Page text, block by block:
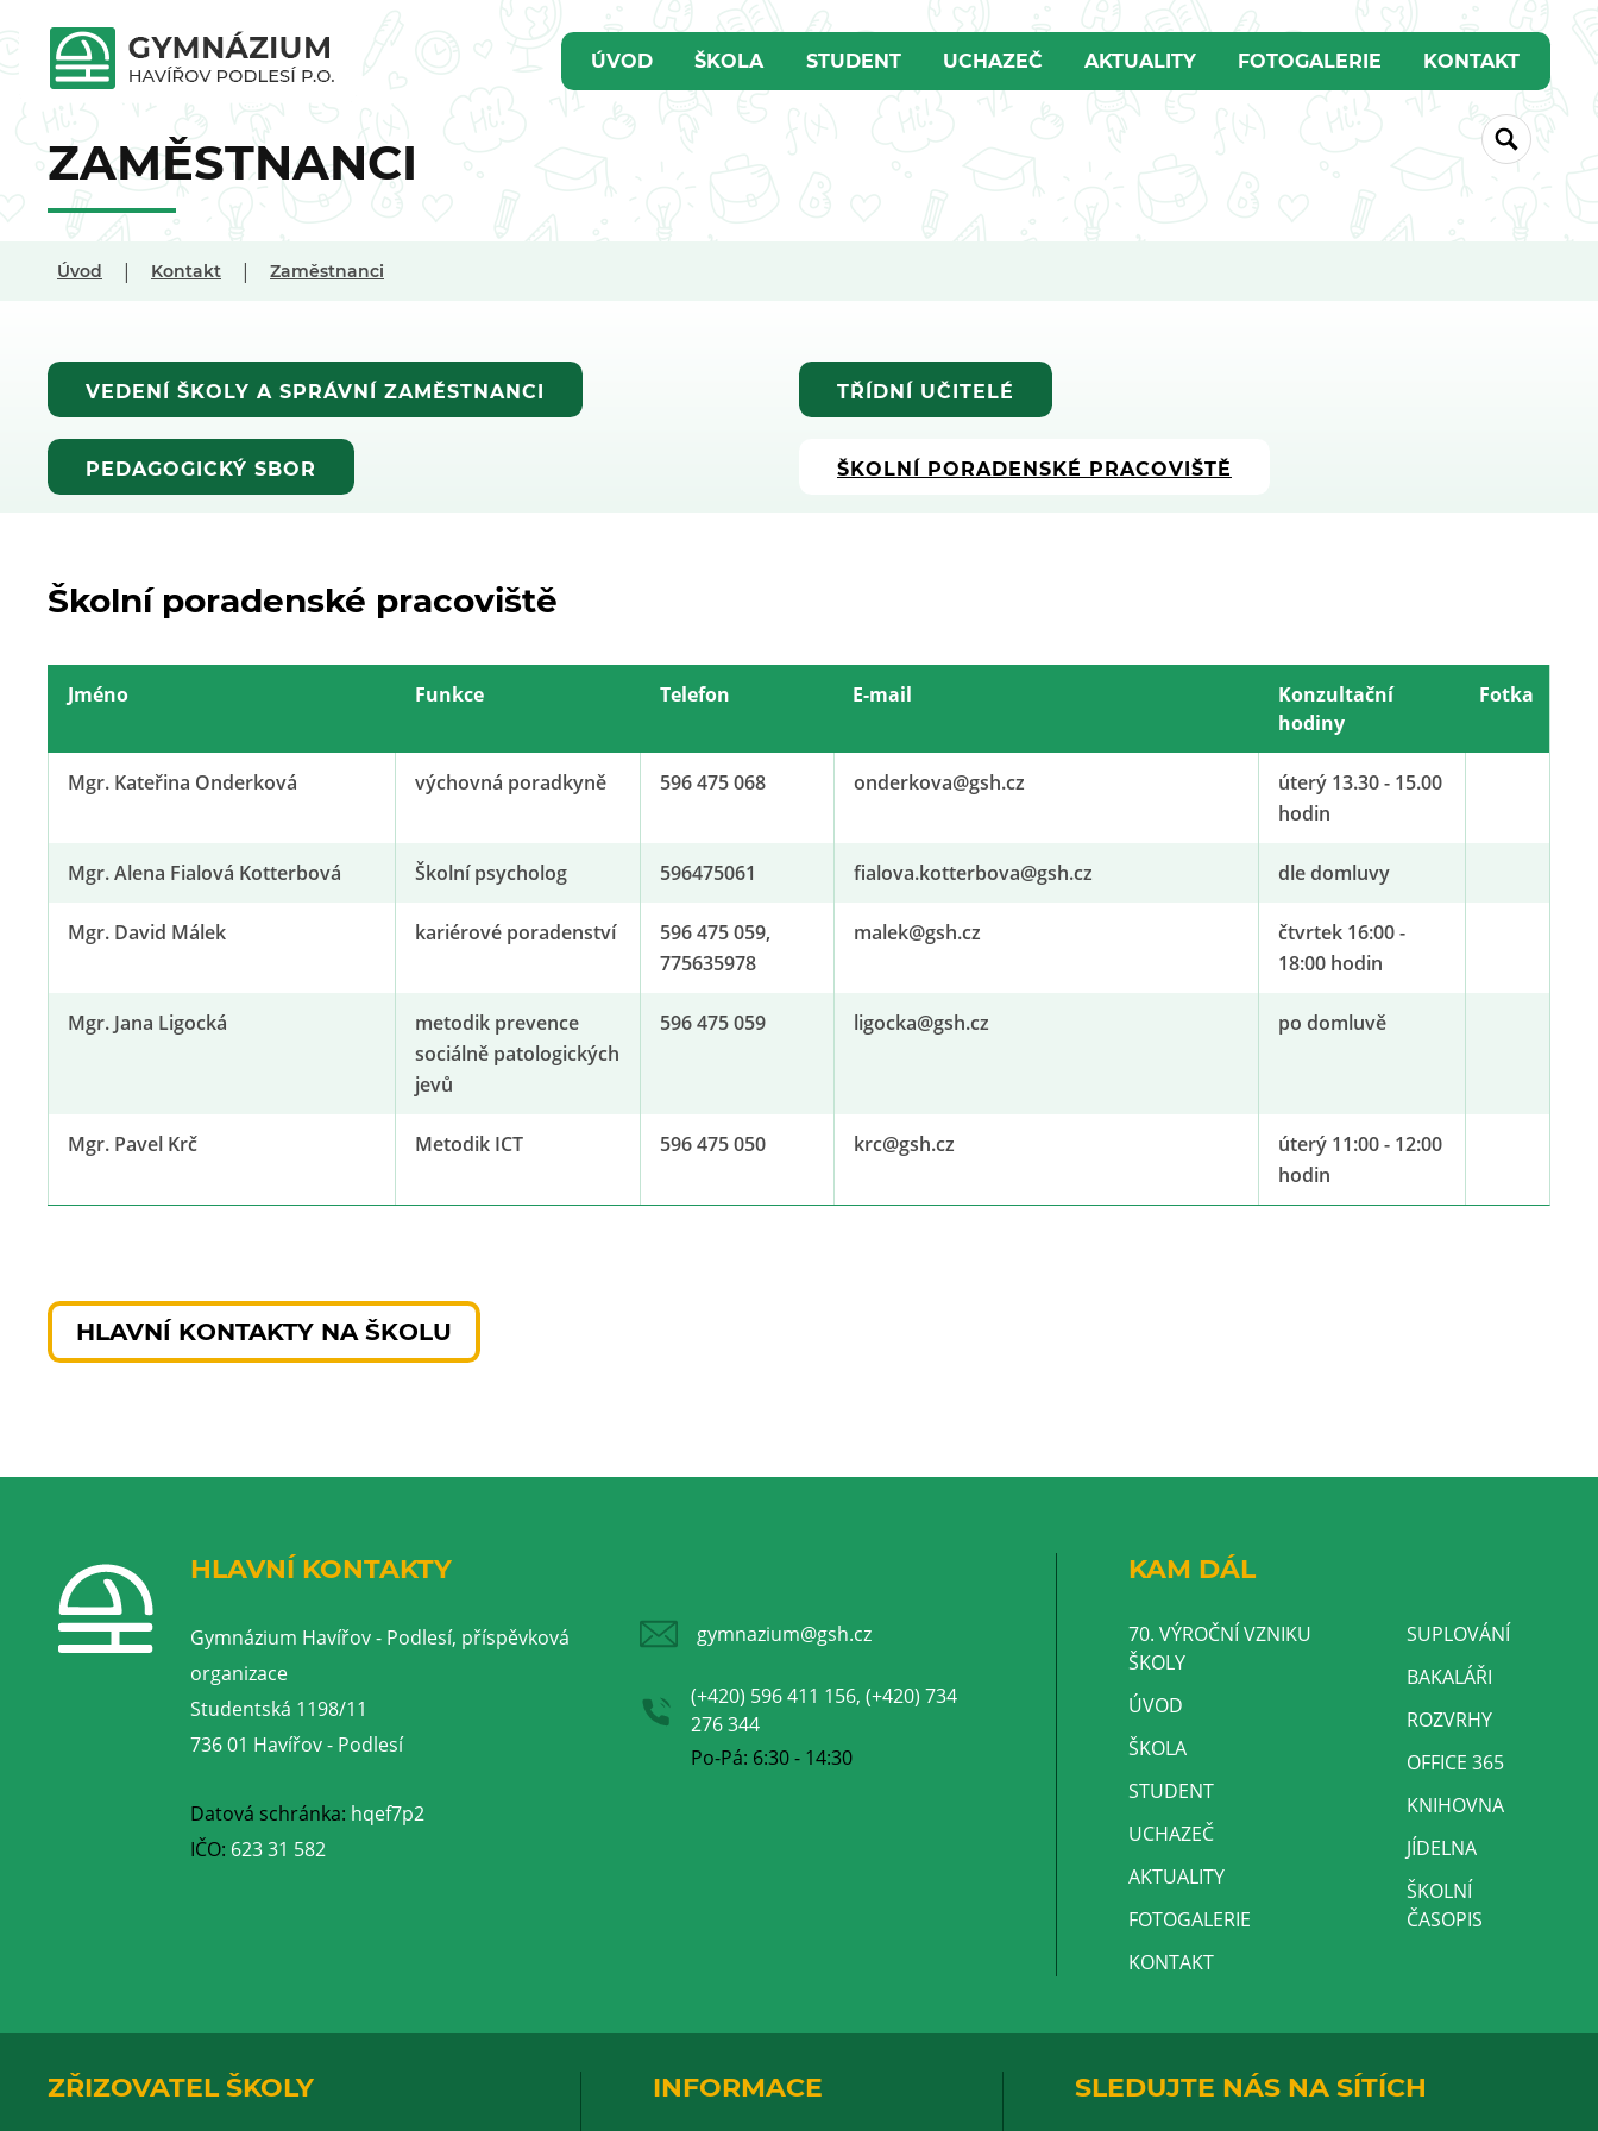
ÚVOD ŠKOLA STUDENT UCHAZEČ AKTUALITY FOTOGALERIE KONTAKT
ZAMĚSTNANCI
Úvod | Kontakt | Zaměstnanci
VEDENÍ ŠKOLY A SPRÁVNÍ ZAMĚSTNANCI TŘÍDNÍ UČITELÉ
PEDAGOGICKÝ SBOR ŠKOLNÍ PORADENSKÉ PRACOVIŠTĚ
Školní poradenské pracoviště
Jméno Funkce Telefon E-mail
Konzultační
hodiny
Fotka
Mgr. Kateřina Onderková výchovná poradkyně 596 475 068 onderkova@​gsh.cz
úterý 13.30 - 15.00
hodin
Mgr. Alena Fialová Kotterbová Školní psycholog 596475061 fialova.kotterbova@​gsh.cz dle domluvy
Mgr. David Málek kariérové poradenství
596 475 059,
775635978
malek@​gsh.cz
čtvrtek 16:00 -
18:00 hodin
Mgr. Jana Ligocká
metodik prevence
sociálně patologických
jevů
596 475 059 ligocka@​gsh.cz po domluvě
Mgr. Pavel Krč Metodik ICT 596 475 050 krc@​gsh.cz
úterý 11:00 - 12:00
hodin
HLAVNÍ KONTAKTY NA ŠKOLU
HLAVNÍ KONTAKTY
Gymnázium Havířov - Podlesí, příspěvková
organizace
Studentská 1198/11
736 01 Havířov - Podlesí
Datová schránka: hqef7p2
IČO: 623 31 582
gymnazium@gsh.cz
(+420) 596 411 156, (+420) 734
276 344
Po-Pá: 6:30 - 14:30
KAM DÁL
70. VÝROČNÍ VZNIKU
ŠKOLY
ÚVOD
ŠKOLA
STUDENT
UCHAZEČ
AKTUALITY
FOTOGALERIE
KONTAKT
SUPLOVÁNÍ
BAKALÁŘI
ROZVRHY
OFFICE 365
KNIHOVNA
JÍDELNA
ŠKOLNÍ
ČASOPIS
ZŘIZOVATEL ŠKOLY INFORMACE SLEDUJTE NÁS NA SÍTÍCH